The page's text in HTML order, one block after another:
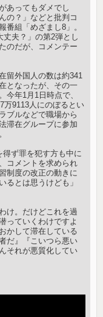
あってもダメでし
の？」などと批判コ
番組「めざまし8」。
夫？」の第2弾とし
のだが、コメンテー
留外国人の数は約341
となったが、その一
今年1月1日時点で、
万9113人にのぼるとい
ブルなどで職場から
滞在グループに参加
ず罪を犯す方も中に
コメントを求められ
制度の改正の動きに
るとは思うけども」
け。だけどこれを過
っていくわけですよ
かして滞在している
だ』『こいつら悪い
それが悪質化してい